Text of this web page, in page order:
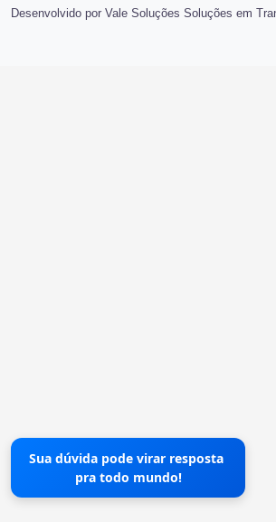
Desenvolvido por Vale Soluções Soluções em
Sua dúvida pode virar resposta
pra todo mundo!